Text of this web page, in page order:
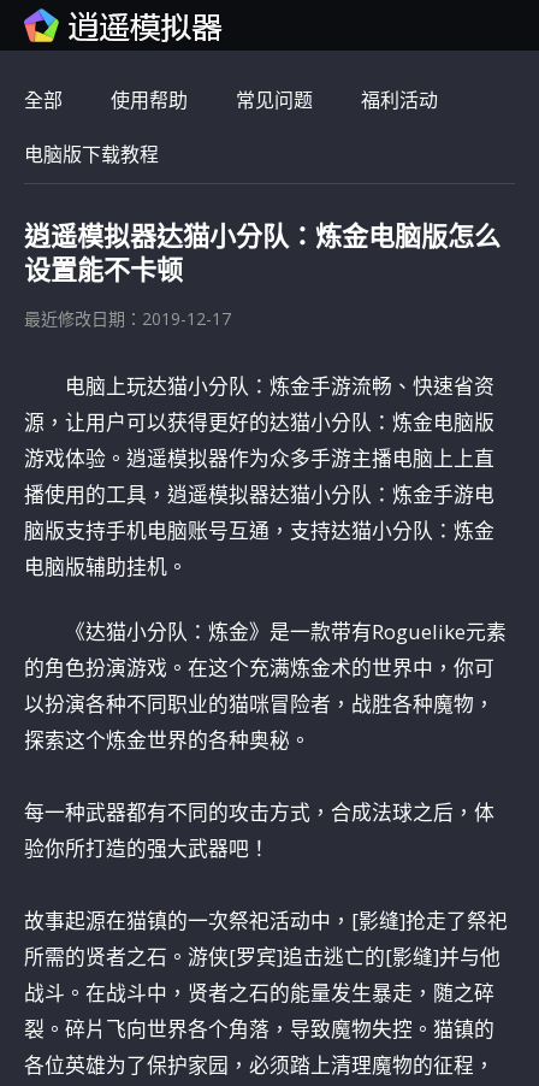
全部 使用帮助 常见问题 福利活动
电脑版下载教程
逍遥模拟器达猫小分队：炼金电脑版怎么
设置能不卡顿
最近修改日期：2019-12-17
电脑上玩达猫小分队：炼金手游流畅、快速省资
源，让用户可以获得更好的达猫小分队：炼金电脑版
游戏体验。逍遥模拟器作为众多手游主播电脑上上直
播使用的工具，逍遥模拟器达猫小分队：炼金手游电
脑版支持手机电脑账号互通，支持达猫小分队：炼金
电脑版辅助挂机。
《达猫小分队：炼金》是一款带有Roguelike元素
的角色扮演游戏。在这个充满炼金术的世界中，你可
以扮演各种不同职业的猫咪冒险者，战胜各种魔物，
探索这个炼金世界的各种奥秘。
每一种武器都有不同的攻击方式，合成法球之后，体
验你所打造的强大武器吧！
故事起源在猫镇的一次祭祀活动中，[影缝]抢走了祭祀
所需的贤者之石。游侠[罗宾]追击逃亡的[影缝]并与他
战斗。在战斗中，贤者之石的能量发生暴走，随之碎
裂。碎片飞向世界各个角落，导致魔物失控。猫镇的
各位英雄为了保护家园，必须踏上清理魔物的征程，